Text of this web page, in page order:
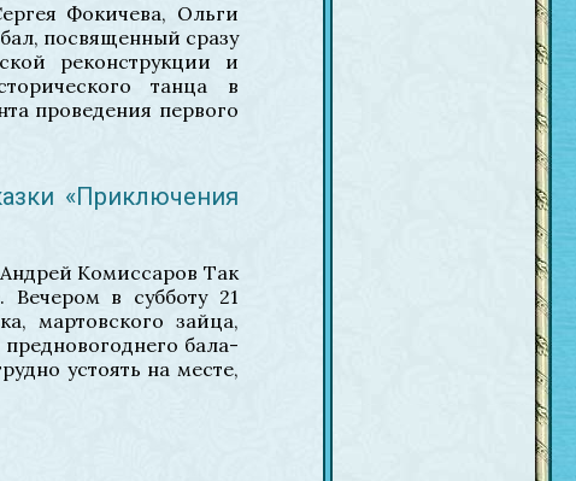
Фокичева, Ольги
посвященный сразу
реконструкции и
танца в
проведения первого
«Приключения
Комиссаров Так
Вечером в субботу 21
мартовского зайца,
бала-
устоять на месте,